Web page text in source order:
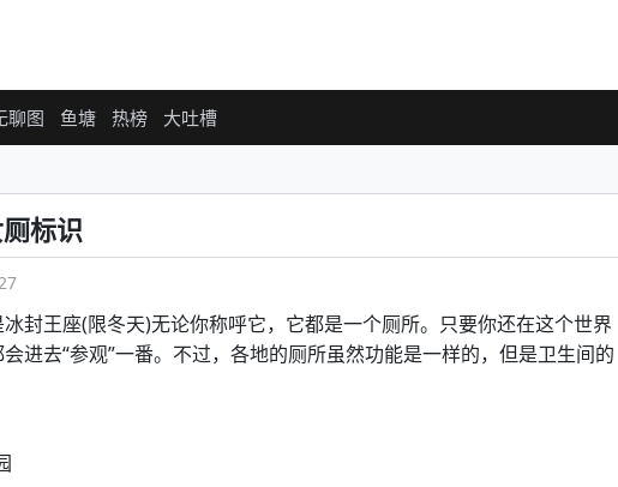
聊图 鱼塘 热榜 大吐槽
标识
封王座(限冬天)无论你称呼它，它都是一个厕所。只要你还在这个世界
进去“参观”一番。不过，各地的厕所虽然功能是一样的，但是卫生间的